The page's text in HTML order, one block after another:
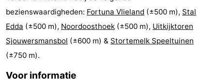
minutes
Strand
Zien
bezienswaardigheden: Fortuna Vlieland (±500 m), Stal
Edda (±500 m), Noordoosthoek (±500 m), Uitkijktoren
Sjouwersmansbol (±600 m) & Stortemelk Speeltuinen
(±750 m).
Voor informatie